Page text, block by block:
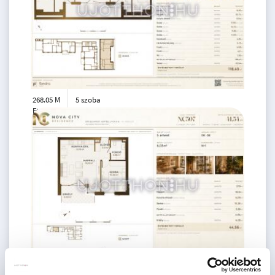
268.05 M
Ft
109 m 2
5 szoba